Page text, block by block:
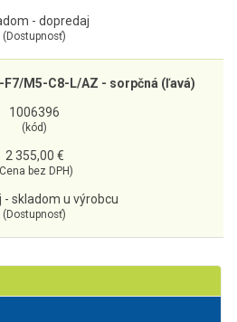
- dopredaj
(Dostupnosť)
F7/M5-C8-L/AZ - sorpčná (ľavá)
1006396
(kód)
2 355,00 €
bez DPH)
- skladom u výrobcu
(Dostupnosť)